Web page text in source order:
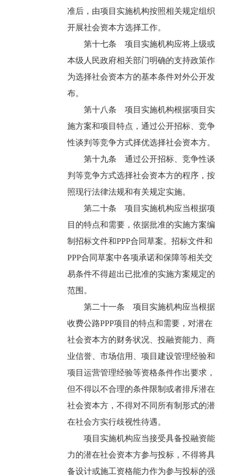
准后，由项目实施机构按照相关规定组织
开展社会资本方选择工作。
第十七条 项目实施机构应将上级或
本级人民政府相关部门明确的支持政策作
为选择社会资本方的基本条件对外公开发
布。
第十八条 项目实施机构根据项目实
施方案和项目特点，通过公开招标、竞争
性谈判等竞争方式择优选择社会资本方。
第十九条 通过公开招标、竞争性谈
判等竞争方式选择社会资本方的程序，按
照现行法律法规和有关规定实施。
第二十条 项目实施机构应当根据项
目的特点和需要，依据批准的实施方案编
制招标文件和PPP合同草案。招标文件和
PPP合同草案中各项承诺和保障等相关交
易条件不得超出已批准的实施方案规定的
范围。
第二十一条 项目实施机构应当根据
收费公路PPP项目的特点和需要，对潜在
社会资本方的财务状况、投融资能力、商
业信誉、市场信用、项目建设管理经验和
项目运营管理经验等资格条件作出要求，
但不得以不合理的条件限制或者排斥潜在
社会资本方，不得对不同所有制形式的潜
在社会方实行歧视性待遇。
项目实施机构应当接受具备投融资能
力的潜在社会资本方参与投标，不得将具
备设计或施工资格能力作为参与投标的强